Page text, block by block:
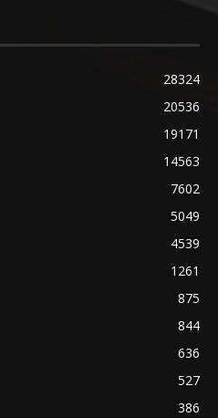
28324
20536
19171
14563
7602
5049
4539
1261
875
844
636
527
386